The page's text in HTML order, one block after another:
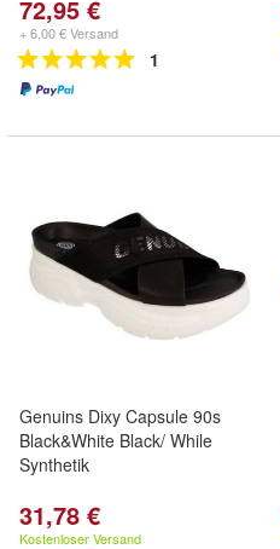
72,95 €
+ 6,00 € Versand
1
Genuins Dixy Capsule 90s
Black&White Black/ While
Synthetik
31,78 €
Kostenloser Versand